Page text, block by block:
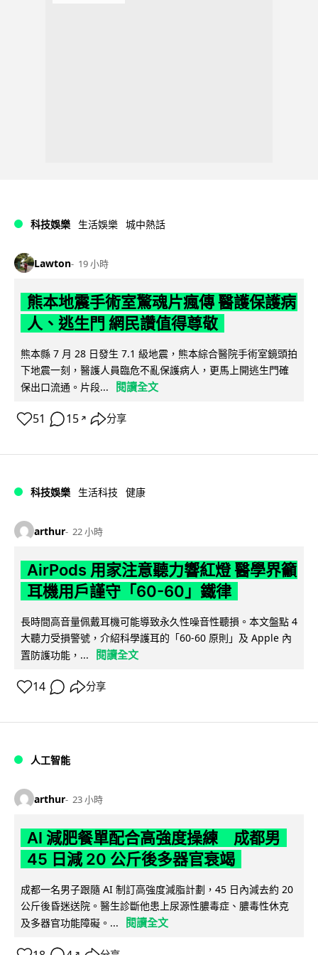
科技娛樂 生活娛樂 城中熱話
Lawton 19 小時
熊本地震手術室驚魂片瘋傳 醫護保護病
人、逃生門 網民讚值得尊敬
熊本縣 7 月 28 日發生 7.1 級地震，熊本綜合醫院手術室鏡頭拍
下地震一刻，醫護人員臨危不亂保護病人，更馬上開逃生門確
保出口流通。片段...
閱讀全文
51 15 ↗ 分享
科技娛樂 生活科技 健康
arthur 22 小時
AirPods 用家注意聽力響紅燈 醫學界籲
耳機用戶謹守「60-60」鐵律
長時間高音量佩戴耳機可能導致永久性噪音性聽損。本文盤點 4
大聽力受損警號，介紹科學護耳的「60-60 原則」及 Apple 內
置防護功能，...
閱讀全文
14 分享
人工智能
arthur 23 小時
AI 減肥餐單配合高強度操練 成都男
45 日減 20 公斤後多器官衰竭
成都一名男子跟隨 AI 制訂高強度減脂計劃，45 日內減去約 20
公斤後昏迷送院。醫生診斷他患上尿源性膿毒症、膿毒性休克
及多器官功能障礙。...
閱讀全文